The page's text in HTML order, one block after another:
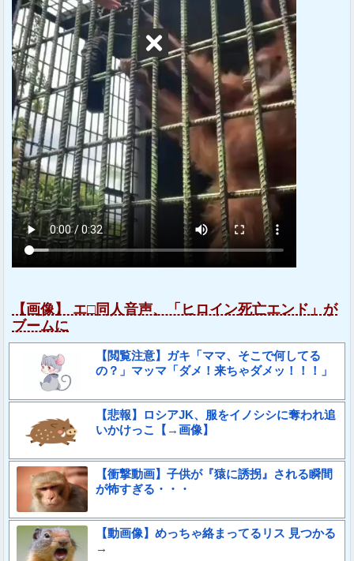
【画像】 エ□同人音声、「ヒロイン死亡エンド」が
ブームに
【閲覧注意】ガキ「ママ、そこで何してる
の？」マッマ「ダメ！来ちゃダメッ！！！」
【悲報】ロシアJK、服をイノシシに奪われ追
いかけっこ【→画像】
【衝撃動画】子供が『猿に誘拐』される瞬間
が怖すぎる・・・
【動画像】めっちゃ絡まってるリス 見つかる
→